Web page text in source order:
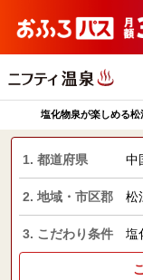
塩化物泉が楽しめる
1. 都道府県 中
2. 地域・市区郡 松
3. こだわり条件 塩